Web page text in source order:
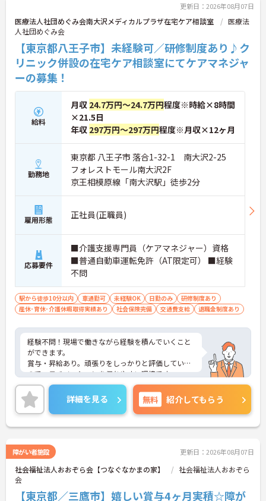
更新日：2026年08月07日
医療法人社団めぐみ会南大沢メディカルプラザ在宅ケア相談室
医療法
人社団めぐみ会
【東京都八王子市】未経験可／研修制度あり♪ク
リニック併設の在宅ケア相談室にてケアマネジャ
ーの募集！
給料
月収 24.7万円～24.7万円程度※時給×8時間
×21.5日
年収 297万円～297万円程度※月収×12ヶ月
勤務地
東京都 八王子市 落合1-32-1 南大沢2-25
フォレストモール南大沢2F
京王相模原線「南大沢駅」徒歩2分
雇用形態 正社員(正職員)
応募要件
■介護支援専門員（ケアマネジャー）資格
■普通自動車運転免許（AT限定可） ■経験
不問
駅から徒歩10分以内 車通勤可 未経験OK 日勤のみ
研修制度あり
産休･育休･介護休暇取得実績あり
社会保険完備 交通費支給 退職金制度あり
経験不問！現場で働きながら経験を積んでいくこと
ができます。
賞与・昇給あり。頑張りをしっかりと評価している
ので、モチベーションを保ちやすい環境です。
ご興味がある方には、面接対策ポイントなど、さら
に詳細をお話しいたしますのでお気軽にご相談くだ
さい。
詳細を見る 無料 紹介してもらう
障がい者施設 更新日：2026年08月07日
社会福祉法人おおぞら会【つなぐなかまの家】
社会福祉法人おおぞら
会
【東京都／三鷹市】嬉しい賞与4ヶ月実積☆障が